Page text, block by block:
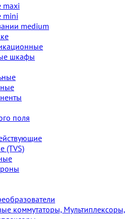
maxi
mini
medium
шкафы
поля
(TVS)
коммутаторы, Мультиплексоры,